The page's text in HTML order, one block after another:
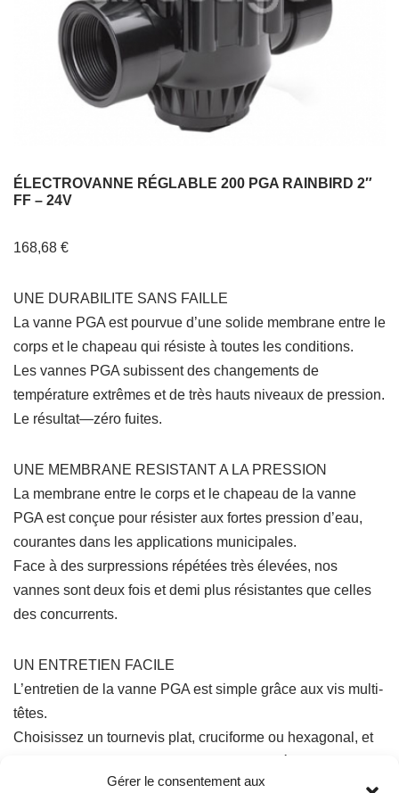
Gérer le consentement aux
ÉLECTROVANNE RÉGLABLE 200 PGA RAINBIRD 2″
FF – 24V
168,68 €
UNE DURABILITE SANS FAILLE
La vanne PGA est pourvue d’une solide membrane entre le
corps et le chapeau qui résiste à toutes les conditions.
Les vannes PGA subissent des changements de
température extrêmes et de très hauts niveaux de pression.
Le résultat—zéro fuites.
UNE MEMBRANE RESISTANT A LA PRESSION
La membrane entre le corps et le chapeau de la vanne
PGA est conçue pour résister aux fortes pression d’eau,
courantes dans les applications municipales.
Face à des surpressions répétées très élevées, nos
vannes sont deux fois et demi plus résistantes que celles
des concurrents.
UN ENTRETIEN FACILE
L’entretien de la vanne PGA est simple grâce aux vis multi-
têtes.
Choisissez un tournevis plat, cruciforme ou hexagonal, et